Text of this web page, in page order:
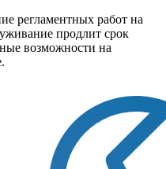
регламентных работ на
продлит срок
возможности на